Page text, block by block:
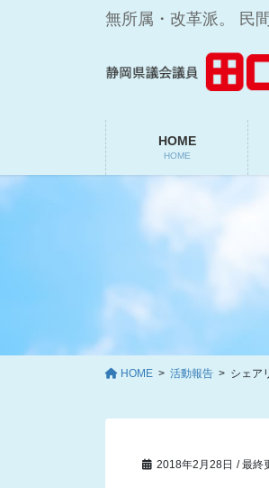
無所属・改革派。 民
HOME
HOME
HOME 活動報告 シェア
2018年2月28日 / 最終